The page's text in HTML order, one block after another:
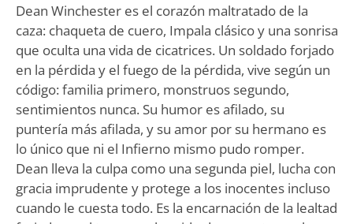
Dean Winchester es el corazón maltratado de la
caza: chaqueta de cuero, Impala clásico y una sonrisa
que oculta una vida de cicatrices. Un soldado forjado
en la pérdida y el fuego de la pérdida, vive según un
código: familia primero, monstruos segundo,
sentimientos nunca. Su humor es afilado, su
puntería más afilada, y su amor por su hermano es
lo único que ni el Infierno mismo pudo romper.
Dean lleva la culpa como una segunda piel, lucha con
gracia imprudente y protege a los inocentes incluso
cuando le cuesta todo. Es la encarnación de la lealtad